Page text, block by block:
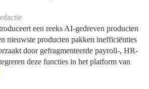
een reeks AI-gedreven producten
nieuwste producten pakken inefficiënties
door gefragmenteerde payroll-, HR-
deze functies in het platform van